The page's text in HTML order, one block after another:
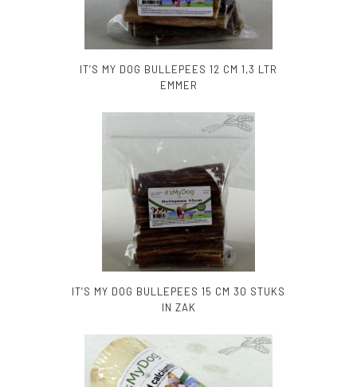
IT’S MY DOG BULLEPEES 12 CM 1,3 LTR
EMMER
IT’S MY DOG BULLEPEES 15 CM 30 STUKS
IN ZAK